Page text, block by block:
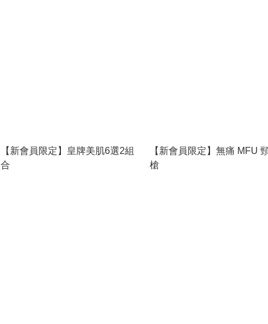
【新會員限定】皇牌美肌6選2組
合
【新會員限定】無痛 MFU
槍